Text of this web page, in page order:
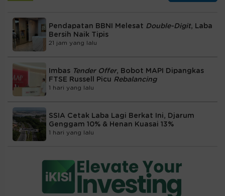
Pendapatan BBNI Melesat Double-Digit, Laba
Bersih Naik Tipis
21 jam yang lalu
Imbas Tender Offer, Bobot MAPI Dipangkas
FTSE Russell Picu Rebalancing
1 hari yang lalu
SSIA Cetak Laba Lagi Berkat Ini, Djarum
Genggam 10% & Henan Kuasai 13%
1 hari yang lalu